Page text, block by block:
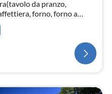
da pranzo,
forno, forno a
con congelatore)